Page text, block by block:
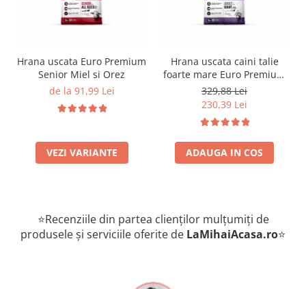
Hrana uscata Euro Premium
Senior Miel si Orez
de la 91,99 Lei
VEZI VARIANTE
Hrana uscata caini talie
foarte mare Euro Premium
Giant Adult pui si orez 15
Kg
329,88 Lei
230,39 Lei
ADAUGA IN COS
⭐Recenziile din partea clienților mulțumiți de
produsele și serviciile oferite de LaMihaiAcasa.ro⭐